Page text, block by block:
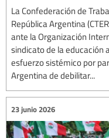
La Confederación de
República Argentina
ante la Organización
sindicato de la educación
esfuerzo sistémico por
Argentina de debilitar...
23 junio 2026